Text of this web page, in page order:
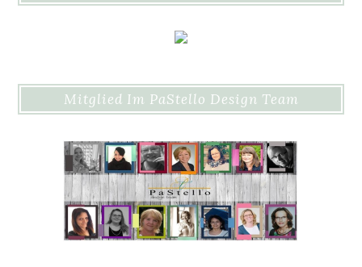
Mitglied Im PaStello Design Team